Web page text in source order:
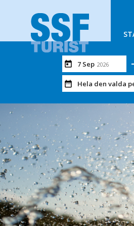
7 Sep 2026
Hela den valda